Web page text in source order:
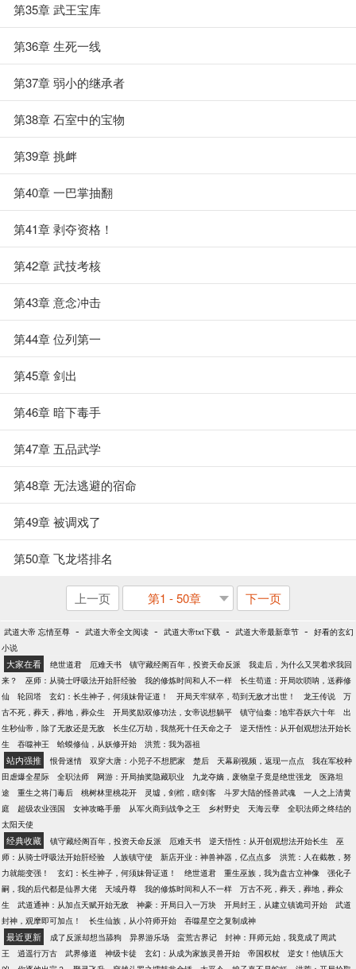
第35章 武王宝库
第36章 生死一线
第37章 弱小的继承者
第38章 石室中的宝物
第39章 挑衅
第40章 一巴掌抽翻
第41章 剥夺资格！
第42章 武技考核
第43章 意念冲击
第44章 位列第一
第45章 剑出
第46章 暗下毒手
第47章 五品武学
第48章 无法逃避的宿命
第49章 被调戏了
第50章 飞龙塔排名
上一页 第1 - 50章 下一页
武道大帝 忘情至尊 - 武道大帝全文阅读 - 武道大帝txt下载 - 武道大帝最新章节 - 好看的玄幻
小说
大家在看 绝世道君 厄难天书 镇守藏经阁百年，投资天命反派
我走后，为什么又哭着求我回
来？
巫师：从骑士呼吸法开始肝经验 我的修炼时间和人不一样
长生苟道：开局吹唢呐，送葬修
仙
轮回塔 玄幻：长生神子，何须妹骨证道！ 开局天牢狱卒，苟到无敌才出世！ 龙王传说
万
古不死，葬天，葬地，葬众生
开局奖励双修功法，女帝说想躺平 镇守仙秦：地牢吞妖六十年
出
生秒仙帝，除了无敌还是无敌
长生亿万劫，我熬死十任天命之子
逆天悟性：从开创观想法开始长
生
吞噬神王 蛤蟆修仙，从妖修开始 洪荒：我为器祖
站内强推 恨骨迷情 双穿大唐：小兕子不想肥家 楚后 天幕刷视频，返现一点点
我在军校种
田虐爆全星际
全职法师 网游：开局抽奖隐藏职业 九龙夺嫡，废物皇子竟是绝世强龙
医路坦
途
重生之将门毒后 桃树林里桃花开 灵墟，剑棺，瞎剑客 斗罗大陆的怪兽武魂
一人之上清黄
庭
超级农业强国 女神攻略手册 从军火商到战争之王 乡村野史 天海云孽
全职法师之终结的
太阳天使
经典收藏 镇守藏经阁百年，投资天命反派 厄难天书 逆天悟性：从开创观想法开始长生
巫
师：从骑士呼吸法开始肝经验
人族镇守使 新店开业：神兽神器，亿点点多
洪荒：人在截教，努
力就能变强！
玄幻：长生神子，何须妹骨证道！ 绝世道君 重生巫族，我为盘古立神像
强化子
嗣，我的后代都是仙界大佬
天域丹尊 我的修炼时间和人不一样
万古不死，葬天，葬地，葬众
生
武道通神：从加点天赋开始无敌 神豪：开局日入一万块 开局封王，从建立镇诡司开始
武道
封神，观摩即可加点！
长生仙族，从小符师开始 吞噬星空之复制成神
最近更新 成了反派却想当舔狗 异界游乐场 蛮荒古界记
封神：拜师元始，我竟成了周武
王
逍遥行万古 武界修道 神级卡徒 玄幻：从成为家族灵兽开始 帝国权杖
逆女！他镇压大